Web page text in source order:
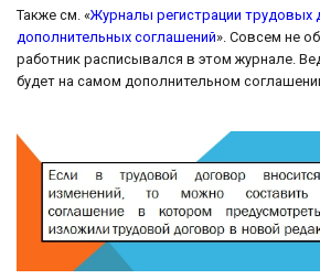
Также см. «Журналы регистрации трудовых
дополнительных соглашений». Совсем не
работник расписывался в этом журнале.
будет на самом дополнительном